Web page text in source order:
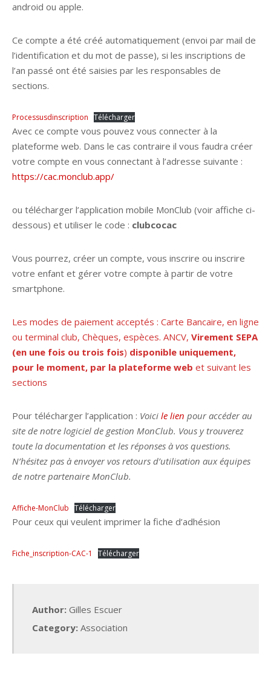
android ou apple.
Ce compte a été créé automatiquement (envoi par mail de
l’identification et du mot de passe), si les inscriptions de
l’an passé ont été saisies par les responsables de
sections.
Processusdinscription Télécharger
Avec ce compte vous pouvez vous connecter à la
plateforme web. Dans le cas contraire il vous faudra créer
votre compte en vous connectant à l’adresse suivante :
https://cac.monclub.app/
ou télécharger l’application mobile MonClub (voir affiche ci-
dessous) et utiliser le code : clubcocac
Vous pourrez, créer un compte, vous inscrire ou inscrire
votre enfant et gérer votre compte à partir de votre
smartphone.
Les modes de paiement acceptés : Carte Bancaire, en ligne
ou terminal club, Chèques, espèces. ANCV, Virement SEPA
(en une fois ou trois fois) disponible uniquement,
pour le moment, par la plateforme web et suivant les
sections
Pour télécharger l’application : Voici le lien pour accéder au
site de notre logiciel de gestion MonClub. Vous y trouverez
toute la documentation et les réponses à vos questions.
N’hésitez pas à envoyer vos retours d’utilisation aux équipes
de notre partenaire MonClub.
Affiche-MonClub Télécharger
Pour ceux qui veulent imprimer la fiche d’adhésion
Fiche_inscription-CAC-1 Télécharger
Author: Gilles Escuer
Category: Association